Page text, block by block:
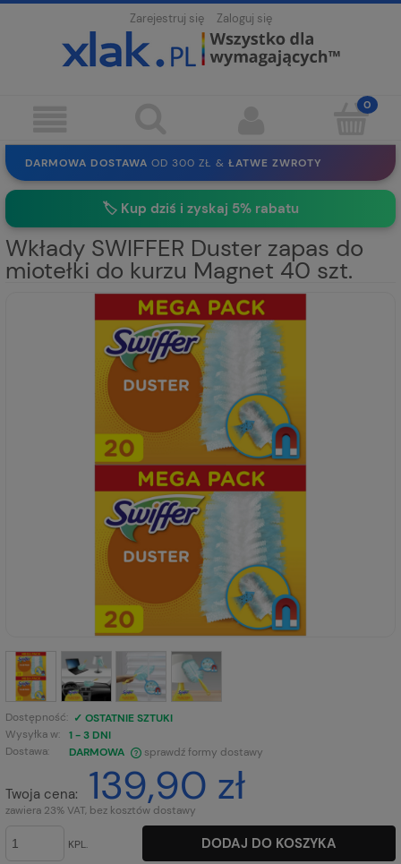
Zarejestruj się Zaloguj się
DARMOWA DOSTAWA OD 300 ZŁ & ŁATWE ZWROTY
100 DNI NA ZWROT BEZ REJESTRACJI
🏷️ Kup dziś i zyskaj 5% rabatu
Wkłady SWIFFER Duster zapas do
miotełki do kurzu Magnet 40 szt.
Dostępność: ✓ OSTATNIE SZTUKI
Wysyłka w:
1 - 3 DNI
Dostawa:
DARMOWA
CENA NIE ZAWIERA EWENTUALNYCH KOSZTÓW PŁATNOŚCI
sprawdź formy dostawy
Twoja cena: 139,90 zł
zawiera 23% VAT, bez kosztów dostawy
KPL.
DODAJ DO KOSZYKA